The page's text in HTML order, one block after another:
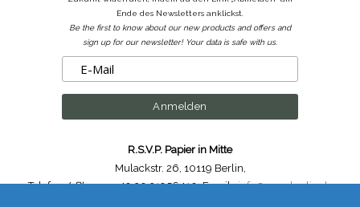
Ende des Newsletters anklickst.
Be the first to know about our new products and offers and
sign up for our newsletter! Your data is safe with us.
R.S.V.P. Papier in Mitte
Mulackstr. 26 10119 Berlin
Telefon /Phone: ++49.30.31956410,Email :info@rsvp-berlin.de